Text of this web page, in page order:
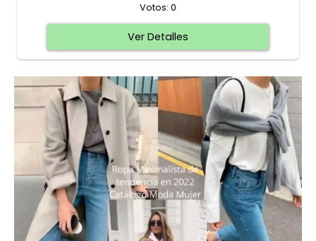
Votos: 0
Ver Detalles